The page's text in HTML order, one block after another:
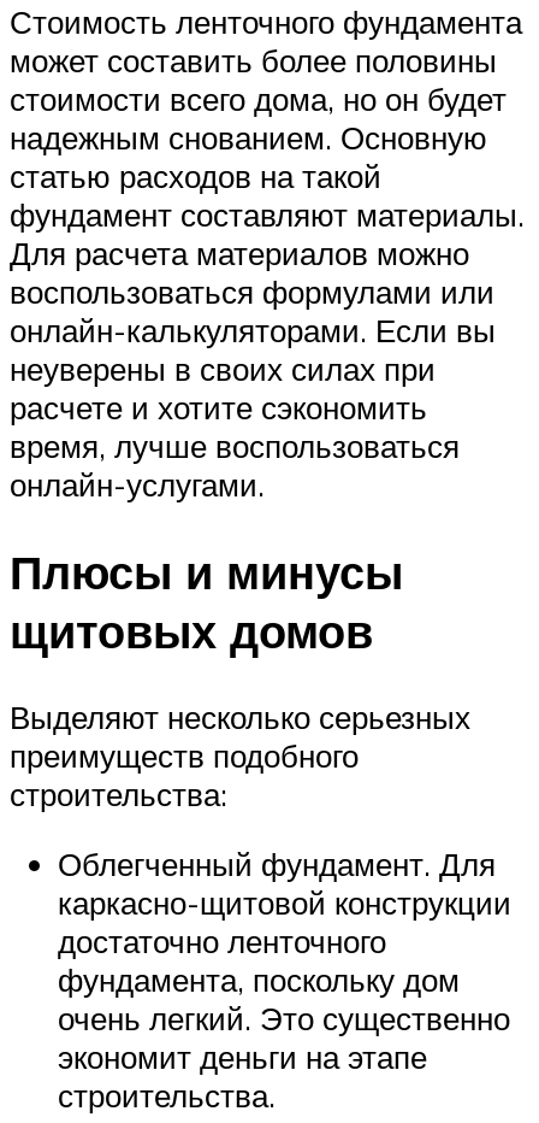
Стоимость ленточного фундамента
может составить более половины
стоимости всего дома, но он будет
надежным снованием. Основную
статью расходов на такой
фундамент составляют материалы.
Для расчета материалов можно
воспользоваться формулами или
онлайн-калькуляторами. Если вы
неуверены в своих силах при
расчете и хотите сэкономить
время, лучше воспользоваться
онлайн-услугами.
Плюсы и минусы
щитовых домов
Выделяют несколько серьезных
преимуществ подобного
строительства:
Облегченный фундамент. Для
каркасно-щитовой конструкции
достаточно ленточного
фундамента, поскольку дом
очень легкий. Это существенно
экономит деньги на этапе
строительства.